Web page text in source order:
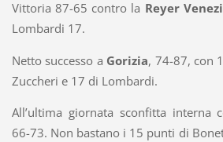
Vittoria 87-65 contro la Reyer
Lombardi 17.
Netto successo a Gorizia, 74-87, con
Zuccheri e 17 di Lombardi.
All’ultima giornata sconfitta interna
66-73. Non bastano i 15 punti di